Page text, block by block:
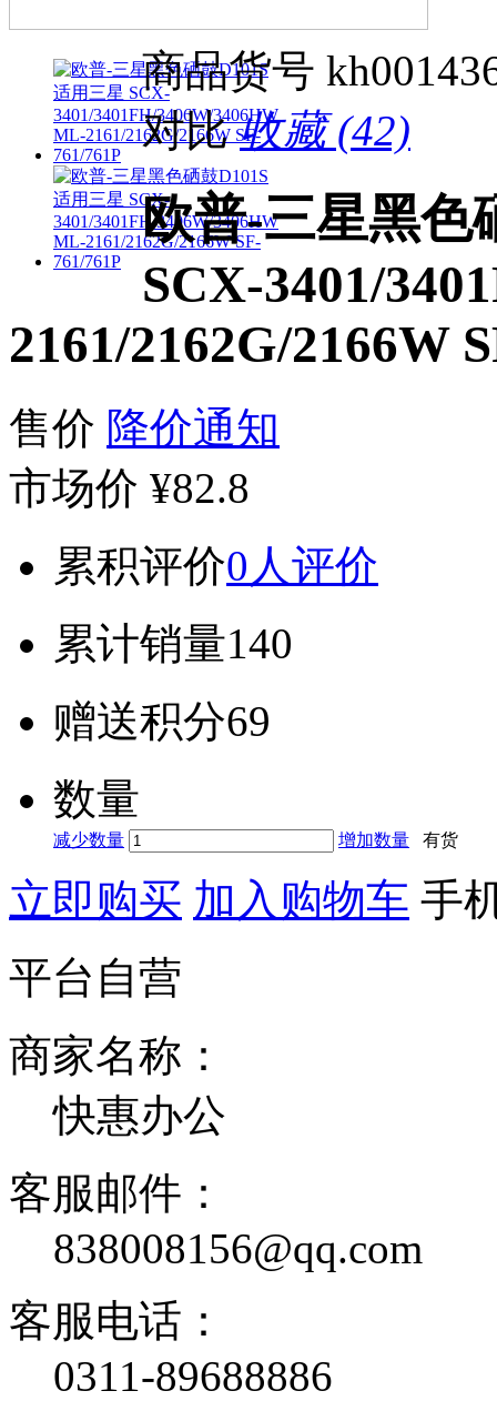
商品货号
对比 收藏 (42)
欧普-三星黑色
SCX-3401/
2161/2162G/2166W
售价 降价通知
市场价 ¥82.8
累积评价0人评价
累计销量140
赠送积分69
数量
减少数量 增加数量 有货
立即购买 加入购物车 手
平台自营
商家名称：
快惠办公
客服邮件：
838008156@qq.com
客服电话：
0311-89688886